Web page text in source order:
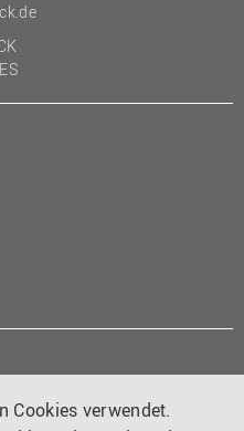
Cookies verwendet.